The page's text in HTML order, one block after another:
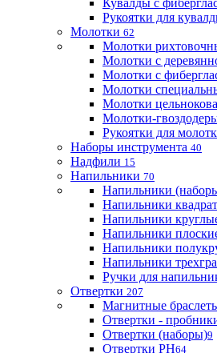
Кувалды с
Рукоятки для
Молотки 62
Молотки
Молотки с
Молотки с
Молотки
Молотки
Молотки-
Рукоятки для
Наборы инструмента 40
Надфили 15
Напильники 70
Напильники
Напильники
Напильники
Напильники
Напильники
Напильники
Ручки для
Отвертки 207
Магнитные
Отвертки -
Отвертки (наборы)9
Отвертки PH64